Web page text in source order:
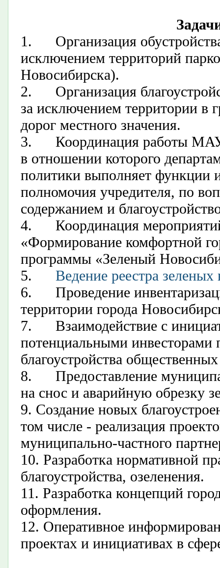
1. Организация
исключением территорий
Новосибирска).
2. Организация
за исключением территории в
дорог местного значения.
3. Координация работы
в отношении которого
политики выполняет функции
полномочия учредителя, по
содержанием и
4. Координация
«Формирование комфортной
программы «Зеленый
5. Ведение реестра
6. Проведение
территории города
7. Взаимодействие с
потенциальными инвесторами
благоустройства
8. Предоставление
на снос и аварийную обрезку
9. Создание новых
том числе - реализация
муниципально-частного
10. Разработка нормативной
благоустройства, озеленения.
11. Разработка концепций
оформления.
12. Оперативное
проектах и инициативах в